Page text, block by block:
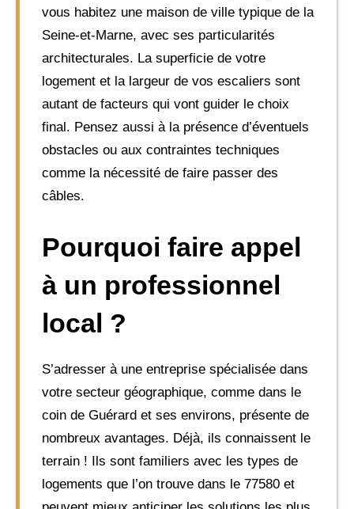
vous habitez une maison de ville typique de la
Seine-et-Marne, avec ses particularités
architecturales. La superficie de votre
logement et la largeur de vos escaliers sont
autant de facteurs qui vont guider le choix
final. Pensez aussi à la présence d’éventuels
obstacles ou aux contraintes techniques
comme la nécessité de faire passer des
câbles.
Pourquoi faire appel
à un professionnel
local ?
S’adresser à une entreprise spécialisée dans
votre secteur géographique, comme dans le
coin de Guérard et ses environs, présente de
nombreux avantages. Déjà, ils connaissent le
terrain ! Ils sont familiers avec les types de
logements que l’on trouve dans le 77580 et